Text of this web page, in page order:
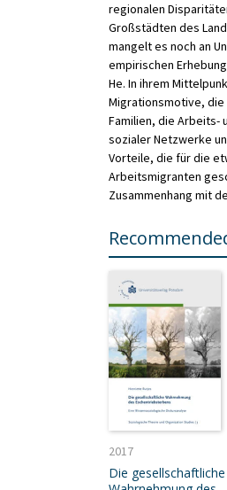
regionalen
Großstädten des
mangelt es noch an
empirischen
He. In ihrem
Migrationsmotive, die
Familien, die Arbeits-
sozialer Netzwerke
Vorteile, die für die
Arbeitsmigranten
Zusammenhang mit
2017
Die gesellschaftliche